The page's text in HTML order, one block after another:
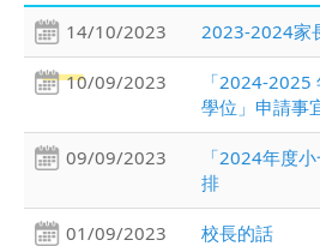
14/10/2023 2023-2024家
10/09/2023
「2024-
學位」申請事
09/09/2023
「2024年度
排
01/09/2023 校長的話